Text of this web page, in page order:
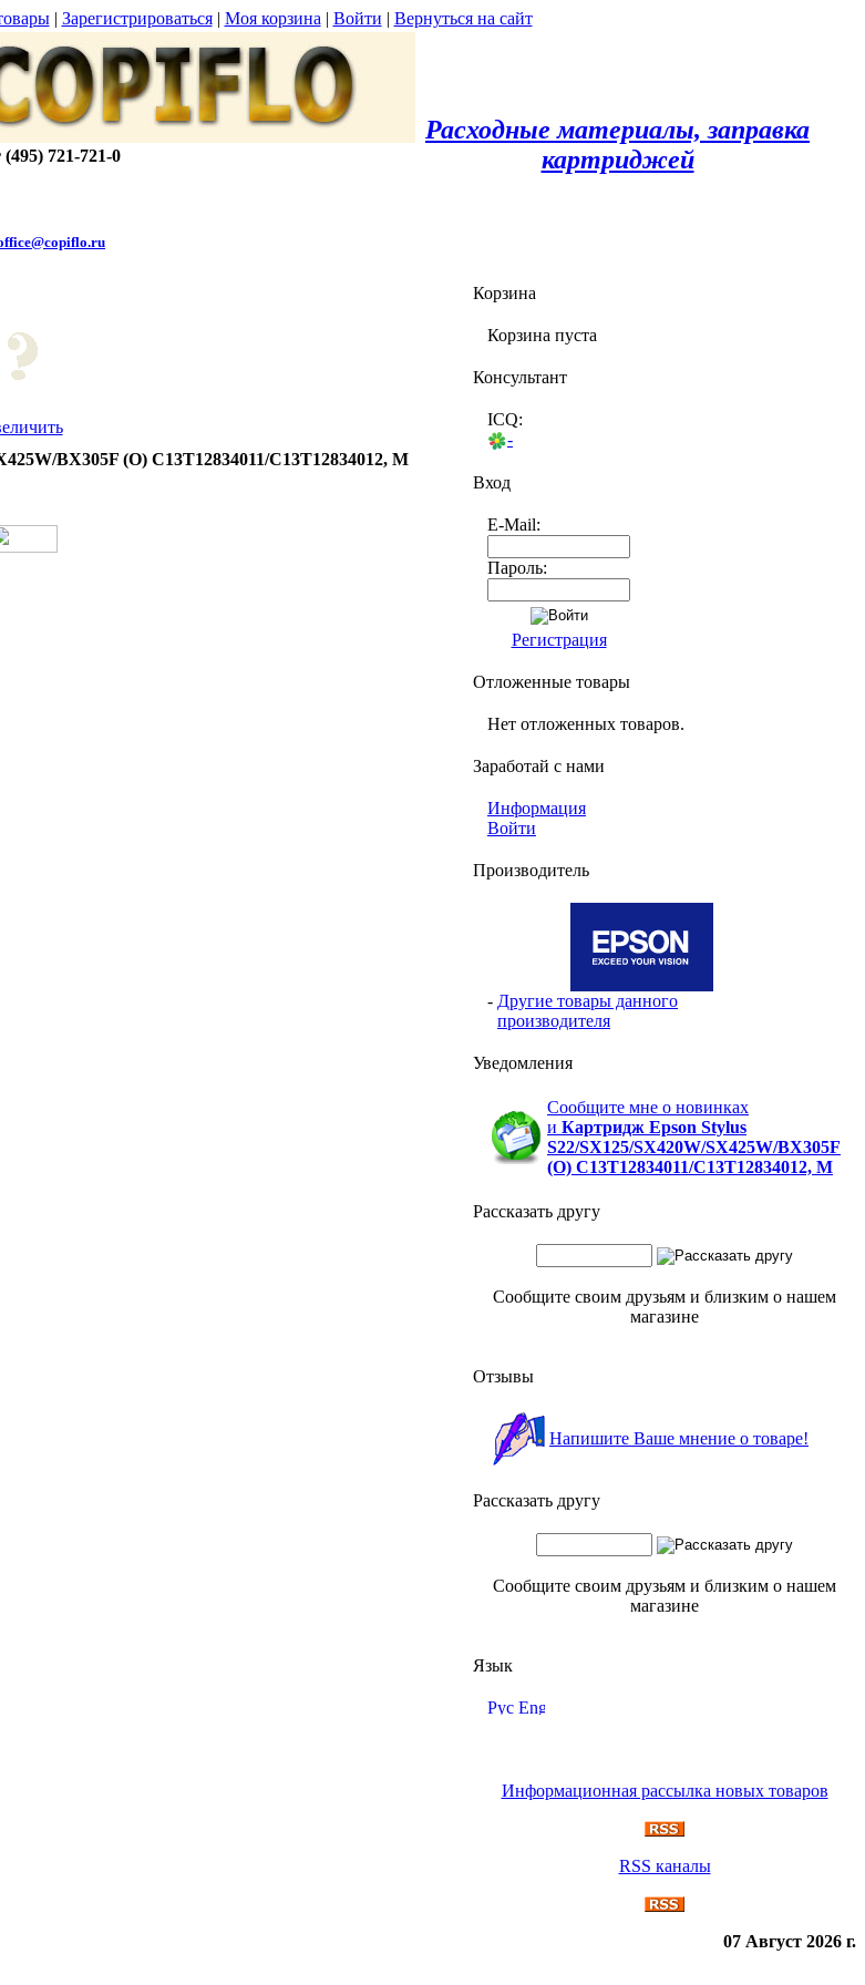
| Зарегистрироваться| Моя корзина | Войти | Вернуться на сайт
(495) 721-721-0
Расходные материалы, заправка
картриджей
BX305F (O) C13T12834011/C13T12834012, M
Корзина
Корзина пуста
Консультант
ICQ:
-
Вход
E-Mail:
Пароль:
Регистрация
Отложенные товары
Нет отложенных товаров.
Заработай с нами
Информация
Войти
Производитель
- Другие товары данного
производителя
Уведомления
Сообщите мне о новинках
и Картридж Epson Stylus
S22/SX125/SX420W/SX425W/BX305F
(O) C13T12834011/C13T12834012, M
Рассказать другу
Сообщите своим друзьям и близким о нашем
магазине
Отзывы
Напишите Ваше мнение о товаре!
Рассказать другу
Сообщите своим друзьям и близким о нашем
магазине
Язык
Информационная рассылка новых товаров
RSS каналы
07 Август 2026 г.